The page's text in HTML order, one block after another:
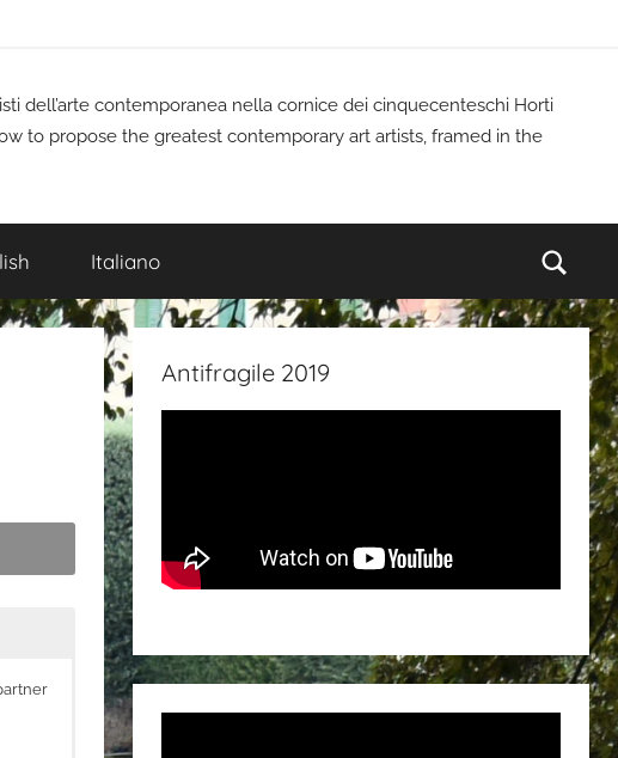
dell’arte contemporanea nella cornice dei cinquecenteschi Horti
to propose the greatest contemporary art artists, framed in the
Italiano
Antifragile 2019